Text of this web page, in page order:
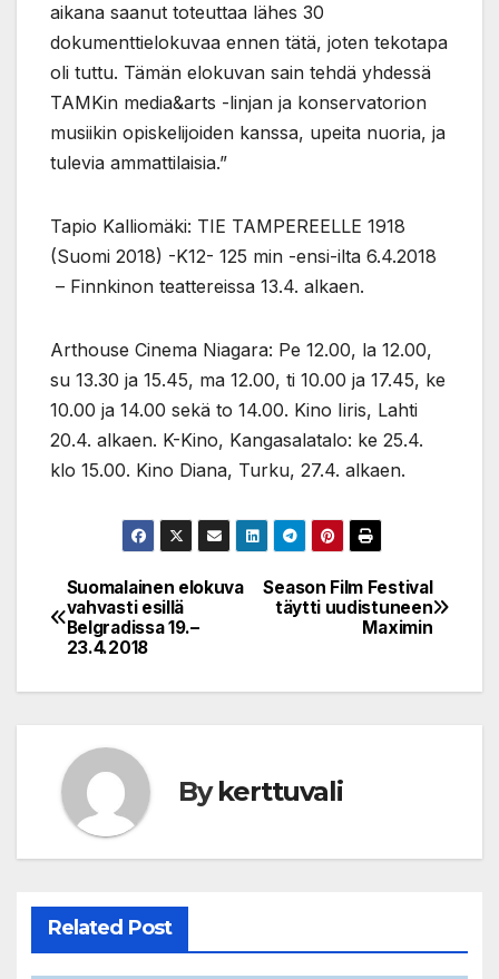
aikana saanut toteuttaa lähes 30
dokumenttielokuvaa ennen tätä, joten tekotapa
oli tuttu. Tämän elokuvan sain tehdä yhdessä
TAMKin media&arts -linjan ja konservatorion
musiikin opiskelijoiden kanssa, upeita nuoria, ja
tulevia ammattilaisia.”
Tapio Kalliomäki: TIE TAMPEREELLE 1918
(Suomi 2018) -K12- 125 min -ensi-ilta 6.4.2018
– Finnkinon teattereissa 13.4. alkaen.
Arthouse Cinema Niagara: Pe 12.00, la 12.00,
su 13.30 ja 15.45, ma 12.00, ti 10.00 ja 17.45, ke
10.00 ja 14.00 sekä to 14.00. Kino Iiris, Lahti
20.4. alkaen. K-Kino, Kangasalatalo: ke 25.4.
klo 15.00. Kino Diana, Turku, 27.4. alkaen.
Post
navigation
Season Film Festival
täytti uudistuneen
Maximin
Suomalainen elokuva
vahvasti esillä
Belgradissa 19.–
23.4.2018
Bykerttuvali
Related Post